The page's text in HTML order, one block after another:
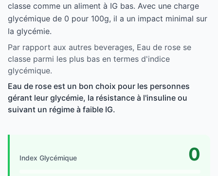
classe comme un aliment à IG bas. Avec une charge
glycémique de 0 pour 100g, il a un impact minimal sur
la glycémie.
Par rapport aux autres beverages, Eau de rose se
classe parmi les plus bas en termes d'indice
glycémique.
Eau de rose est un bon choix pour les personnes
gérant leur glycémie, la résistance à l'insuline ou
suivant un régime à faible IG.
Index Glycémique 0